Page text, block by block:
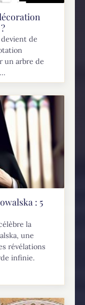
de
un arbre de
: 5
la
une
révélations
infinie.